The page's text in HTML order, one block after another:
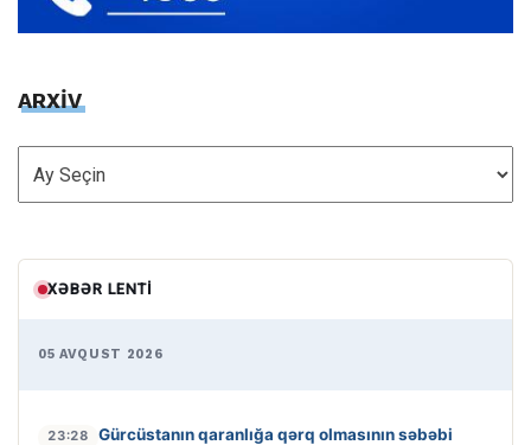
ARXİV
ARXİV
XƏBƏR LENTI
05 AVQUST 2026
23:28 Gürcüstanın qaranlığa qərq olmasının səbəbi